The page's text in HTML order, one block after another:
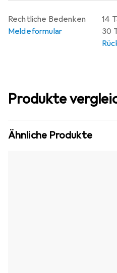
14
30
Rechtliche Bedenken
Meldeformular
Produkte
Ähnliche Produkte